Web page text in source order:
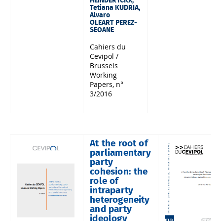
Tetiana KUDRIA,
Alvaro
OLEART PEREZ-
SEOANE
Cahiers du
Cevipol /
Brussels
Working
Papers, n°
3/2016
At the root of
parliamentary
party
cohesion: the
role of
intraparty
heterogeneity
and party
ideology